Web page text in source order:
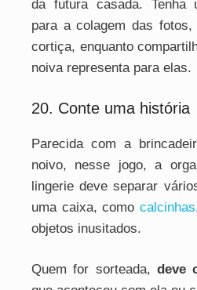
da futura casada. Tenha
para a colagem das
cortiça, enquanto
noiva representa para elas.
20. Conte uma história
Parecida com a
noivo, nesse jogo, a
lingerie deve separar
uma caixa, como calcinhas
objetos inusitados.
Quem for sorteada, deve